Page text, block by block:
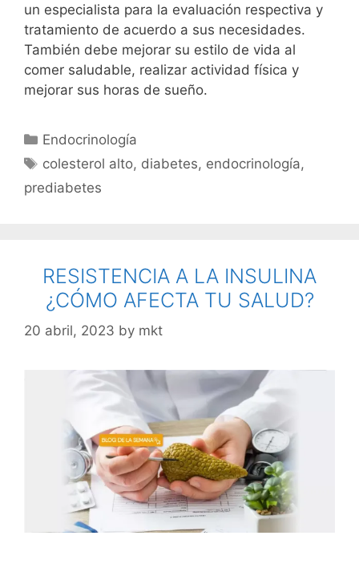
un especialista para la evaluación respectiva y
tratamiento de acuerdo a sus necesidades.
También debe mejorar su estilo de vida al
comer saludable, realizar actividad física y
mejorar sus horas de sueño.
Endocrinología
colesterol alto, diabetes, endocrinología,
prediabetes
RESISTENCIA A LA INSULINA
¿CÓMO AFECTA TU SALUD?
20 abril, 2023 by mkt